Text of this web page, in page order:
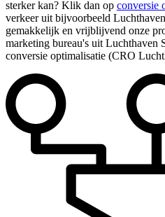
sterker kan? Klik dan op conversie
verkeer uit bijvoorbeeld
gemakkelijk en vrijblijvend onze
marketing bureau's uit Luchthaven
conversie optimalisatie (CRO